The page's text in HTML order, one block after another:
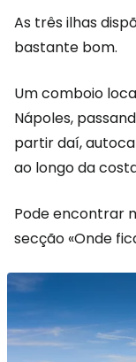
As três ilhas
bastante bom.
Um comboio
Nápoles,
partir daí,
ao longo da
Pode encontrar
secção «Onde